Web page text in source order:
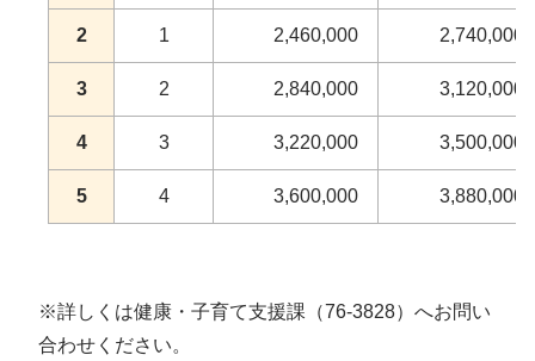
2 1 2,460,000 2,740,000
3 2 2,840,000 3,120,000
4 3 3,220,000 3,500,000
5 4 3,600,000 3,880,000
※詳しくは健康・子育て支援課（76-3828）へお問い
合わせください。